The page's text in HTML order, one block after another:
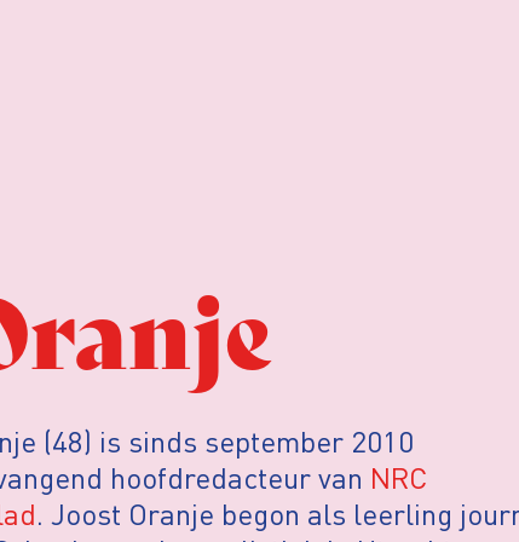
(48) is sinds september 2010
hoofdredacteur van NRC
. Joost Oranje begon als leerling